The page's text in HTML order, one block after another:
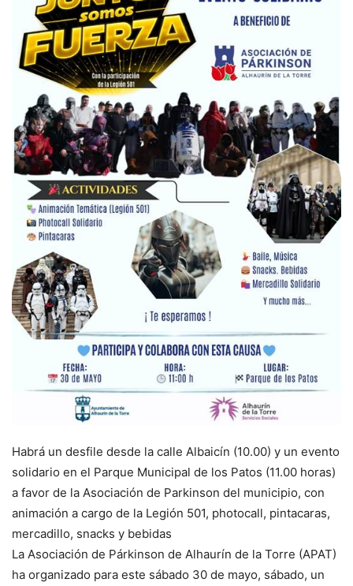
Habrá un desfile desde la calle Albaicín (10.00) y un evento
solidario en el Parque Municipal de los Patos (11.00 horas)
a favor de la Asociación de Parkinson del municipio, con
animación a cargo de la Legión 501, photocall, pintacaras,
mercadillo, snacks y bebidas
La Asociación de Párkinson de Alhaurín de la Torre (APAT)
ha organizado para este sábado 30 de mayo, sábado, un